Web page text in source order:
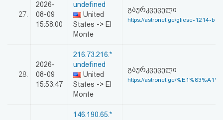
27.
2026-
08-09
15:58:00
undefined
United
States -> El
Monte
გაურკვეველი
https://astronet.ge/gliese-1214-b-
28.
2026-
08-09
15:53:47
216.73.216.*
undefined
United
States -> El
Monte
გაურკვეველი
https://astronet.ge/
146.190.65.*